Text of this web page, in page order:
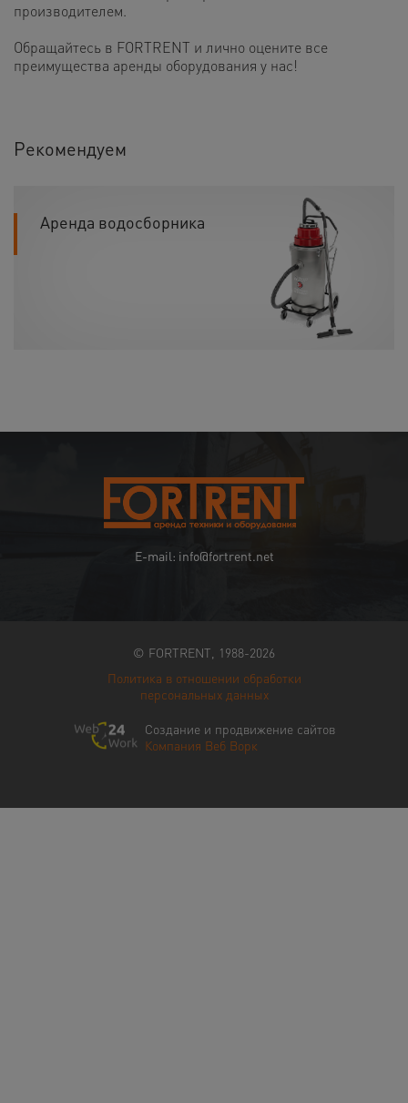
производителем.
Обращайтесь в FORTRENT и лично оцените все
преимущества аренды оборудования у нас!
Рекомендуем
Аренда водосборника
E-mail: info@fortrent.net
© FORTRENT, 1988-2026
Политика в отношении обработки
персональных данных
Создание и продвижение сайтов
Компания Веб Ворк